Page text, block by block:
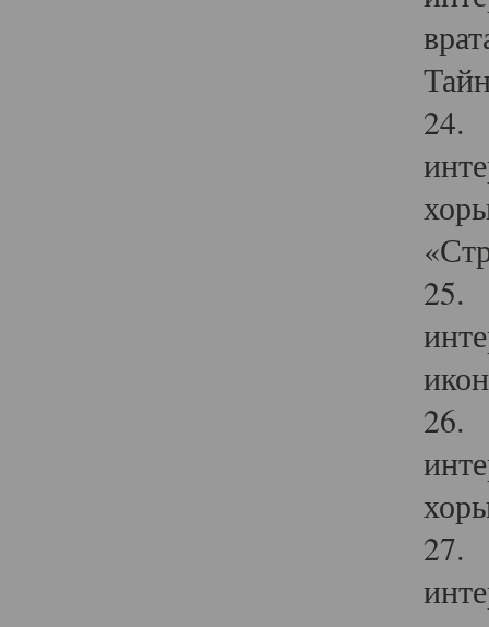
24.
25.
26.
27.